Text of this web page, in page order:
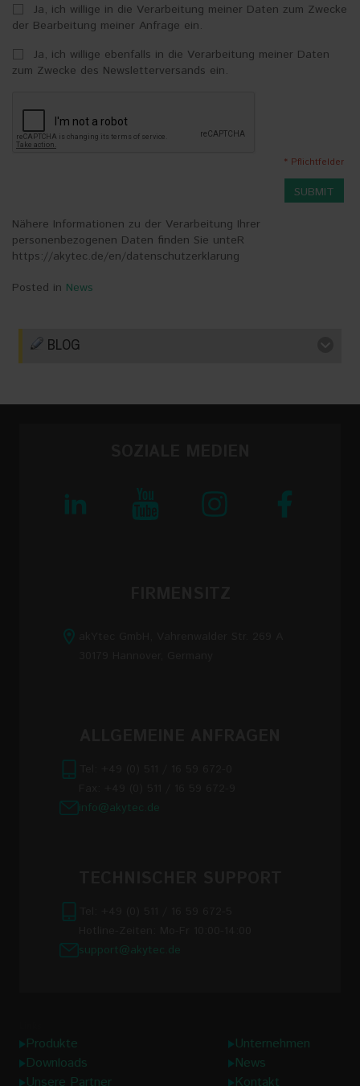
Ja, ich willige in die Verarbeitung meiner Daten zum Zwecke
der Bearbeitung meiner Anfrage ein.
Ja, ich willige ebenfalls in die Verarbeitung meiner Daten
zum Zwecke des Newsletterversands ein.
* Pflichtfelder
SUBMIT
Nähere Informationen zu der Verarbeitung Ihrer
personenbezogenen Daten finden Sie unteR
https://akytec.de/en/datenschutzerklarung
Posted in News
BLOG
info@akytec.de
support@akytec.de
Produkte
Unternehmen
Downloads
News
Unsere Partner
Kontakt